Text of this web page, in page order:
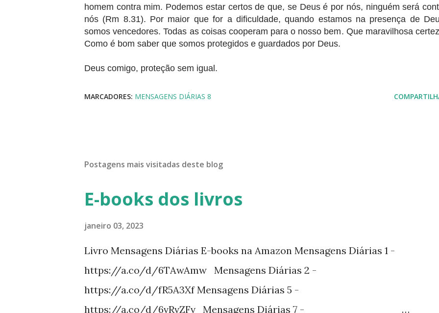
homem contra mim. Podemos estar certos de que, se Deus é por nós, ninguém será
nós (Rm 8.31). Por maior que for a dificuldade, quando estamos na presença de
somos vencedores. Todas as coisas cooperam para o nosso bem. Que maravilhosa
Como é bom saber que somos protegidos e guardados por Deus.
Deus comigo, proteção sem igual.
MARCADORES: MENSAGENS DIÁRIAS 8
Postagens mais visitadas deste blog
E-books dos livros
janeiro 03, 2023
Livro Mensagens Diárias E-books na Amazon Mensagens Diárias 1 -
https://a.co/d/6TAwAmw Mensagens Diárias 2 -
https://a.co/d/fR5A3Xf Mensagens Diárias 5 -
https://a.co/d/6vRvZFv Mensagens Diárias 7 -